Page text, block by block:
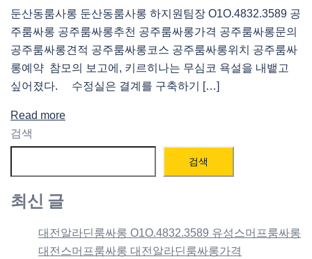
둔산동룸사롱 둔산동룸사롱 하지원팀장 O1O.4832.3589 공
주룸싸롱 공주룸싸롱추천 공주룸싸롱가격 공주룸싸롱문의
공주룸싸롱견적 공주룸싸롱코스 공주룸싸롱위치 공주룸싸
롱예약 참모의 보고에, 키르히나는 무심코 욕설을 내뱉고
싶어졌다. 수정실은 결계를 구축하기 […]
Read more
검색
검색
최신 글
대전알라딘룸싸롱 O1O.4832.3589 유성스머프룸싸롱
대전스머프룸싸롱 대전알라딘룸싸롱가격